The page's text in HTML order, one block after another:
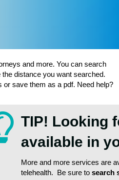
and more. You can search
distance you want searched.
save them as a pdf. Need help?
TIP! Looking
available in
More and more services are
telehealth. Be sure to search